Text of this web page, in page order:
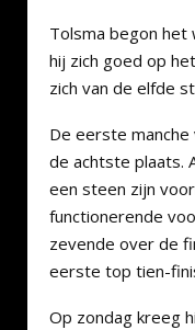
Tolsma begon het
hij zich goed op
zich van de elfde
De eerste
de achtste plaats.
een steen zijn
functionerende
zevende over de
eerste top tien-
Op zondag kreeg